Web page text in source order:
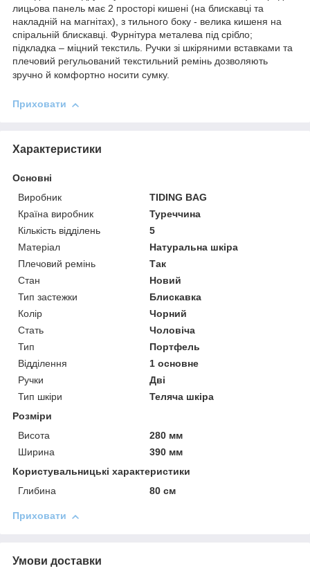
лицьова панель має 2 просторі кишені (на блискавці та
накладній на магнітах), з тильного боку - велика кишеня на
спіральній блискавці. Фурнітура металева під срібло;
підкладка – міцний текстиль. Ручки зі шкіряними вставками та
плечовий регульований текстильний ремінь дозволяють
зручно й комфортно носити сумку.
Приховати
Характеристики
Основні
Виробник
TIDING BAG
Країна виробник
Туреччина
Кількість відділень
5
Матеріал
Натуральна шкіра
Плечовий ремінь
Так
Стан
Новий
Тип застежки
Блискавка
Колір
Чорний
Стать
Чоловіча
Тип
Портфель
Відділення
1 основне
Ручки
Дві
Тип шкіри
Теляча шкіра
Розміри
Висота
280 мм
Ширина
390 мм
Користувальницькі характеристики
Глибина
80 см
Приховати
Умови доставки